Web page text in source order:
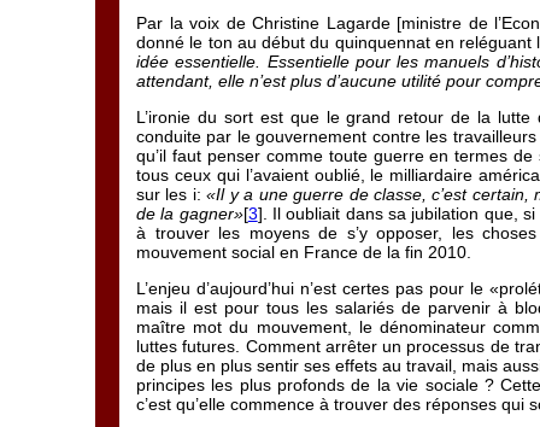
Par la voix de Christine Lagarde [ministre de
donné le ton au début du quinquennat en
idée essentielle. Essentielle pour les manuels
attendant, elle n’est plus d’aucune utilité pour
L’ironie du sort est que le grand retour de la
conduite par le gouvernement contre les
qu’il faut penser comme toute guerre en termes
tous ceux qui l’avaient oublié, le milliardaire
sur les i:«Il y a une guerre de classe, c’est
de la gagner»[3]. Il oubliait dans sa jubilation que,
à trouver les moyens de s’y opposer, les
mouvement social en France de la fin 2010.
L’enjeu d’aujourd’hui n’est certes pas pour le
mais il est pour tous les salariés de parvenir à
maître mot du mouvement, le dénominateur
luttes futures. Comment arrêter un processus de
de plus en plus sentir ses effets au travail, mais
principes les plus profonds de la vie sociale ?
c’est qu’elle commence à trouver des réponses qui